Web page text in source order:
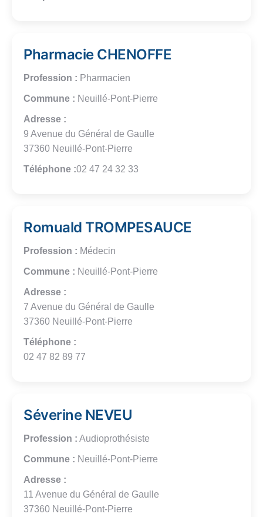
Pharmacie CHENOFFE
Profession : Pharmacien
Commune : Neuillé-Pont-Pierre
Adresse :
9 Avenue du Général de Gaulle
37360 Neuillé-Pont-Pierre
Téléphone :02 47 24 32 33
Romuald TROMPESAUCE
Profession : Médecin
Commune : Neuillé-Pont-Pierre
Adresse :
7 Avenue du Général de Gaulle
37360 Neuillé-Pont-Pierre
Téléphone :
02 47 82 89 77
Séverine NEVEU
Profession : Audioprothésiste
Commune : Neuillé-Pont-Pierre
Adresse :
11 Avenue du Général de Gaulle
37360 Neuillé-Pont-Pierre